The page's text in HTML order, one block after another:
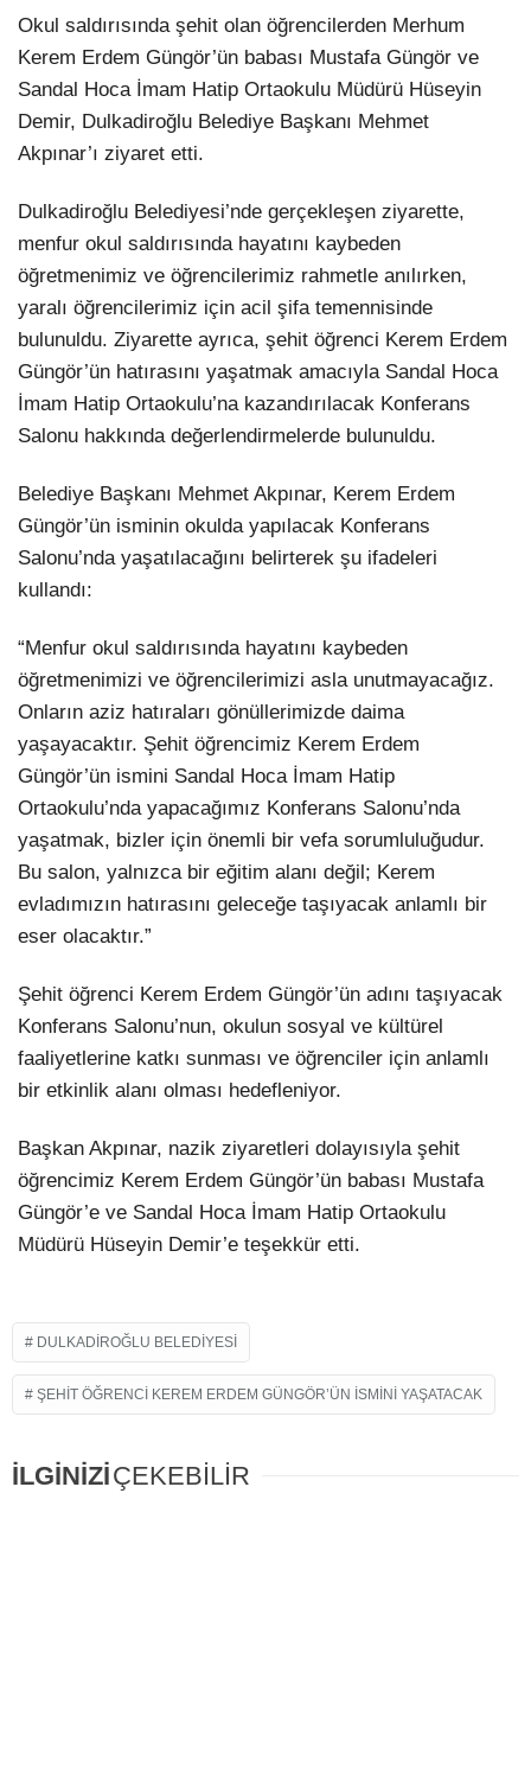
Instagram
Youtube
Okul saldırısında şehit olan öğrencilerden Merhum
Kerem Erdem Güngör’ün babası Mustafa Güngör ve
Sandal Hoca İmam Hatip Ortaokulu Müdürü Hüseyin
Demir, Dulkadiroğlu Belediye Başkanı Mehmet
Akpınar’ı ziyaret etti.
Dulkadiroğlu Belediyesi’nde gerçekleşen ziyarette,
menfur okul saldırısında hayatını kaybeden
öğretmenimiz ve öğrencilerimiz rahmetle anılırken,
yaralı öğrencilerimiz için acil şifa temennisinde
bulunuldu. Ziyarette ayrıca, şehit öğrenci Kerem Erdem
Güngör’ün hatırasını yaşatmak amacıyla Sandal Hoca
İmam Hatip Ortaokulu’na kazandırılacak Konferans
Salonu hakkında değerlendirmelerde bulunuldu.
Belediye Başkanı Mehmet Akpınar, Kerem Erdem
Güngör’ün isminin okulda yapılacak Konferans
Salonu’nda yaşatılacağını belirterek şu ifadeleri
kullandı:
“Menfur okul saldırısında hayatını kaybeden
öğretmenimizi ve öğrencilerimizi asla unutmayacağız.
Onların aziz hatıraları gönüllerimizde daima
yaşayacaktır. Şehit öğrencimiz Kerem Erdem
Güngör’ün ismini Sandal Hoca İmam Hatip
Ortaokulu’nda yapacağımız Konferans Salonu’nda
yaşatmak, bizler için önemli bir vefa sorumluluğudur.
Bu salon, yalnızca bir eğitim alanı değil; Kerem
evladımızın hatırasını geleceğe taşıyacak anlamlı bir
eser olacaktır.”
Şehit öğrenci Kerem Erdem Güngör’ün adını taşıyacak
Konferans Salonu’nun, okulun sosyal ve kültürel
faaliyetlerine katkı sunması ve öğrenciler için anlamlı
bir etkinlik alanı olması hedefleniyor.
Başkan Akpınar, nazik ziyaretleri dolayısıyla şehit
öğrencimiz Kerem Erdem Güngör’ün babası Mustafa
Güngör’e ve Sandal Hoca İmam Hatip Ortaokulu
Müdürü Hüseyin Demir’e teşekkür etti.
DULKADIROĞLU BELEDIYESI
ŞEHİT ÖĞRENCİ KEREM ERDEM GÜNGÖR’ÜN İSMİNİ YAŞATACAK
İLGİNİZİÇEKEBİLİR